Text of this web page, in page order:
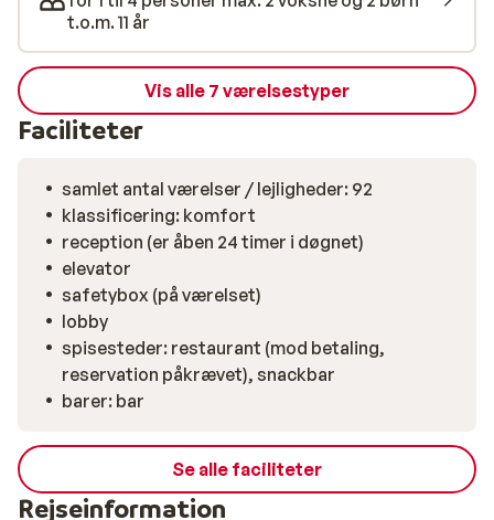
en mere stille aften? Så slap af omkring den smukke
autentiske pejs i hotellets bar The Chartreuse, eller
benyt dig af wellness-faciliteterne. Du kan svømme i
den indendørs pool eller slappe af i saunaen og
jacuzzien.
t.o.m. 11 år
Vis alle 7 værelsestyper
Faciliteter
samlet antal værelser / lejligheder: 92
klassificering: komfort
reception (er åben 24 timer i døgnet)
elevator
safetybox (på værelset)
lobby
spisesteder: restaurant (mod betaling,
reservation påkrævet), snackbar
barer: bar
Se alle faciliteter
Rejseinformation